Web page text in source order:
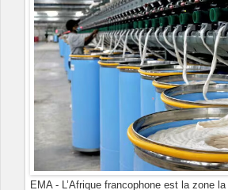
EMA - L’Afrique francophone est la zone